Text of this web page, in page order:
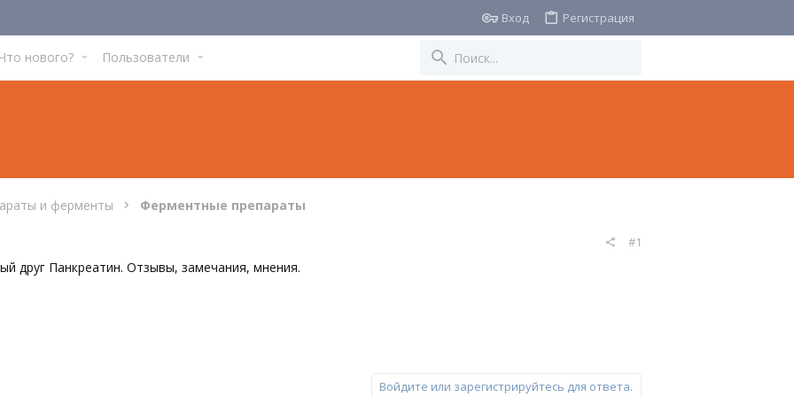
Вход Регистрация
Что нового? Пользователи
и ферменты Ферментные препараты
#1
друг Панкреатин. Отзывы, замечания, мнения.
Войдите или зарегистрируйтесь для ответа.